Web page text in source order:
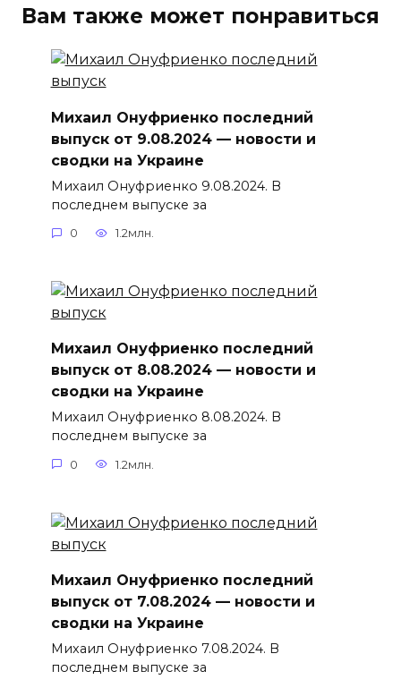
Вам также может понравиться
Михаил Онуфриенко последний
выпуск от 9.08.2024 — новости и
сводки на Украине
Михаил Онуфриенко 9.08.2024. В
последнем выпуске за
0 1.2млн.
Михаил Онуфриенко последний
выпуск от 8.08.2024 — новости и
сводки на Украине
Михаил Онуфриенко 8.08.2024. В
последнем выпуске за
0 1.2млн.
Михаил Онуфриенко последний
выпуск от 7.08.2024 — новости и
сводки на Украине
Михаил Онуфриенко 7.08.2024. В
последнем выпуске за